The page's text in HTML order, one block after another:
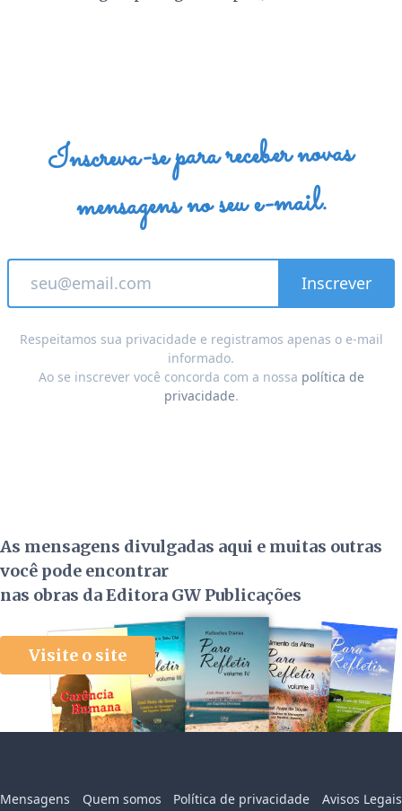
Inscreva-se para receber novas
mensagens no seu e-mail.
Respeitamos sua privacidade e registramos apenas o e-mail
informado.
Ao se inscrever você concorda com a nossa política de
privacidade.
As mensagens divulgadas aqui e muitas outras
você pode encontrar
nas obras da Editora GW Publicações
Visite o site
Mensagens Quem somos Política de privacidade Avisos Legais